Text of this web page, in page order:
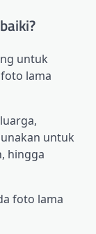
untuk
lama
untuk
hingga
foto lama